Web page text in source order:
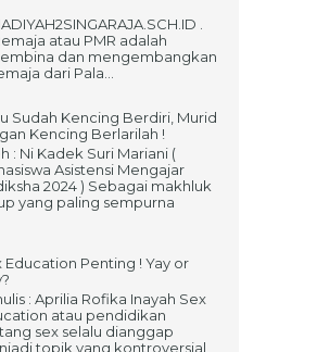
.
atau PMR adalah
dan mengembangkan
dari Pala...
Sudah Kencing Berdiri, Murid
Kencing Berlarilah !
: Ni Kadek Suri Mariani (
Asistensi Mengajar
2024 ) Sebagai makhluk
yang paling sempurna
Education Penting ! Yay or
: Aprilia Rofika Inayah Sex
atau pendidikan
sex selalu dianggap
topik yang kontroversial